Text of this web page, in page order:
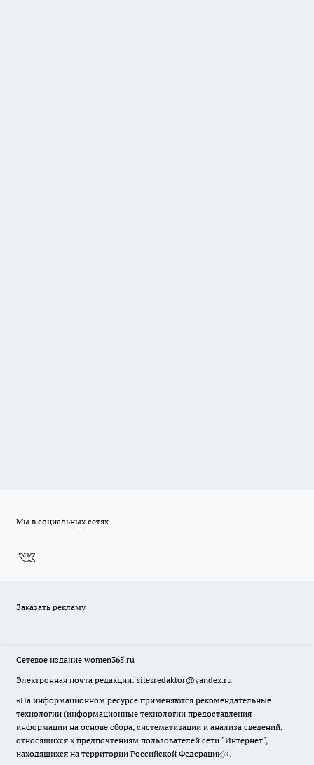
Мы в социальных сетях
Заказать рекламу
Сетевое издание women365.ru
Электронная почта редакции: sitesredaktor@yandex.ru
«На информационном ресурсе применяются рекомендательные
технологии (информационные технологии предоставления
информации на основе сбора, систематизации и анализа сведений,
относящихся к предпочтениям пользователей сети "Интернет",
находящихся на территории Российской Федерации)».